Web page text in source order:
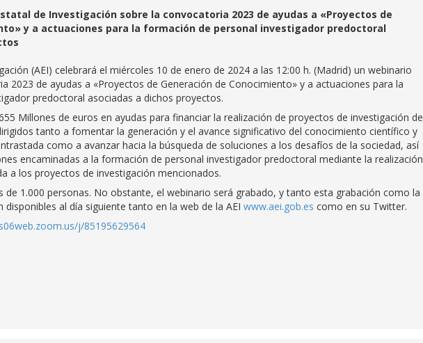
de Investigación sobre la convocatoria 2023 de ayudas a «Proyectos de
y a actuaciones para la formación de personal investigador predoctoral
(AEI) celebrará el miércoles 10 de enero de 2024 a las 12:00 h. (Madrid) un webinario
2023 de ayudas a «Proyectos de Generación de Conocimiento» y a actuaciones para la
predoctoral asociadas a dichos proyectos.
Millones de euros en ayudas para financiar la realización de proyectos de investigación de
tanto a fomentar la generación y el avance significativo del conocimiento científico y
como a avanzar hacia la búsqueda de soluciones a los desafíos de la sociedad, así
encaminadas a la formación de personal investigador predoctoral mediante la realización
a los proyectos de investigación mencionados.
de 1.000 personas. No obstante, el webinario será grabado, y tanto esta grabación como la
disponibles al día siguiente tanto en la web de la AEI www.aei.gob.es como en su Twitter.
j/85195629564